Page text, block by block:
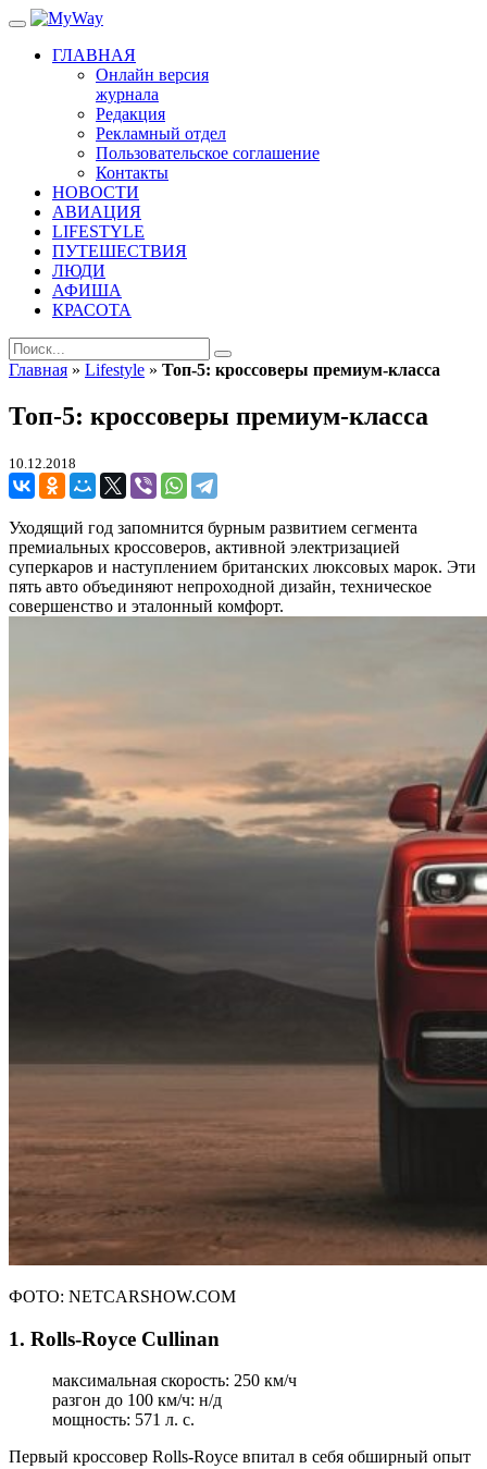
ГЛАВНАЯ
Онлайн версия
журнала
Редакция
Рекламный отдел
Пользовательское соглашение
Контакты
НОВОСТИ
АВИАЦИЯ
LIFESTYLE
ПУТЕШЕСТВИЯ
ЛЮДИ
АФИША
КРАСОТА
Главная » Lifestyle » Топ-5: кроссоверы премиум-класса
Топ-5: кроссоверы премиум-класса
10.12.2018
Уходящий год запомнится бурным развитием сегмента
премиальных кроссоверов, активной электризацией
суперкаров и наступлением британских люксовых марок. Эти
пять авто объединяют непроходной дизайн, техническое
совершенство и эталонный комфорт.
ФОТО: NETCARSHOW.COM
1. Rolls-Royce Cullinan
максимальная скорость: 250 км/ч
разгон до 100 км/ч: н/д
мощность: 571 л. с.
Первый кроссовер Rolls-Royce впитал в себя обширный опыт